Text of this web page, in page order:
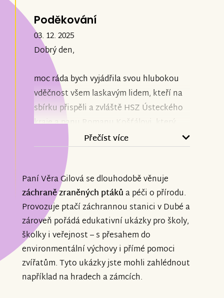
Poděkování
03. 12. 2025
Dobrý den,
moc ráda bych vyjádřila svou hlubokou
vděčnost všem laskavým lidem, kteří na
sbírku přispěli a zvláště HSZ Ústeckého
kraje a panu Romanu Košťálovi, který
sbírku inicioval. Poskytnuté dary jsem
využila na generální opravu vozidla
poničeného požárem. Zároveň vaši
přízeň považuji za svůj závazek
pokračovat v pomoci volně žijícím
živočichům, kteří se ocitnou v nouzi, dle
svých sil rovněž i v naučných
přednáškách.
Ráda bych ještě jednou poděkovala všem
s hlubokou pokorou a vděčností.
Přečíst více
Paní Věra Gilová se dlouhodobě věnuje
záchraně zraněných ptákůa péči o přírodu.
Provozuje ptačí záchrannou stanici v Dubé a
zároveň pořádá edukativní ukázky pro školy,
školky i veřejnost – s přesahem do
environmentální výchovy i přímé pomoci
zvířatům. Tyto ukázky jste mohli zahlédnout
například na hradech a zámcích.